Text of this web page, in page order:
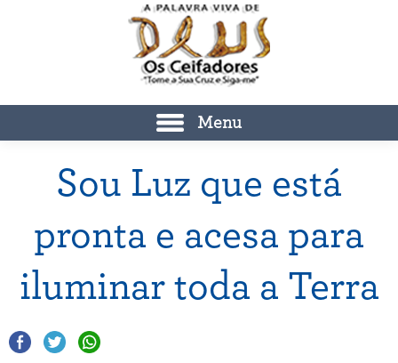
Menu
Sou Luz que está
pronta e acesa para
iluminar toda a Terra